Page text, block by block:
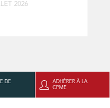
2026
DE
ADHÉRER À LA
CPME